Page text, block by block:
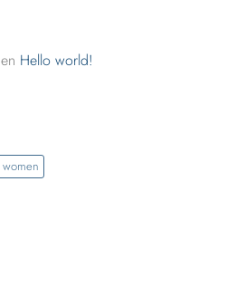
en Hello world!
women